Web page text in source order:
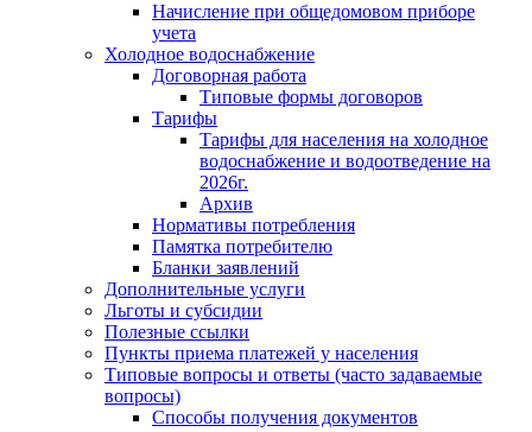
Начисление при общедомовом приборе
учета
Холодное водоснабжение
Договорная работа
Типовые формы договоров
Тарифы
Тарифы для населения на холодное
водоснабжение и водоотведение на
2026г.
Архив
Нормативы потребления
Памятка потребителю
Бланки заявлений
Дополнительные услуги
Льготы и субсидии
Полезные ссылки
Пункты приема платежей у населения
Типовые вопросы и ответы (часто задаваемые
вопросы)
Способы получения документов